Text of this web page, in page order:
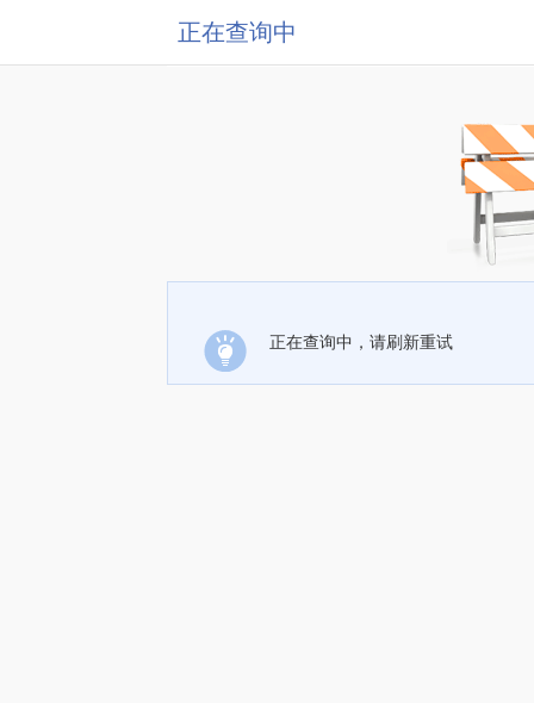
正在查询中
正在查询中，请刷新重试